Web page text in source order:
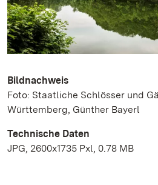
Bildnachweis
Foto: Staatliche Schlösser und
Württemberg, Günther Bayerl
Technische Daten
JPG, 2600x1735 Pxl, 0.78 MB